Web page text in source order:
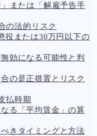
または「解雇予告手
の法的リスク
役または30万円以下の
効になる可能性と判
の是正措置とリスク
払時期
る「平均賃金」の算
きタイミングと方法